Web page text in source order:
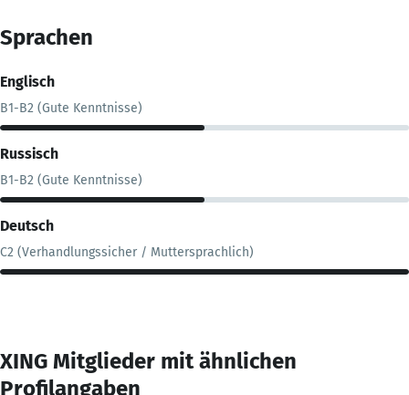
Sprachen
Englisch
B1-B2 (Gute Kenntnisse)
Russisch
B1-B2 (Gute Kenntnisse)
Deutsch
C2 (Verhandlungssicher / Muttersprachlich)
XING Mitglieder mit ähnlichen
Profilangaben